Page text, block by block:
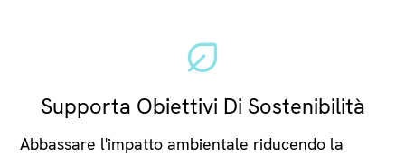
Supporta Obiettivi Di Sostenibilità
Abbassare l'impatto ambientale riducendo la